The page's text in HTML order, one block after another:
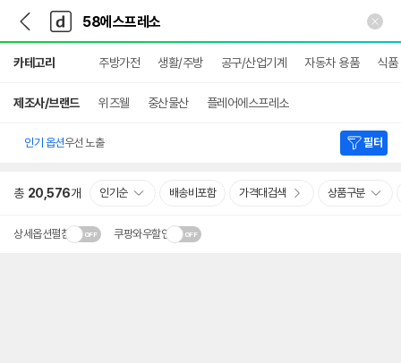
다
나
와
가
기
다
와
메
인
카테고리 주방가전 생활/주방 공구/산업기계 자동차 용품 식품
제조사/브랜드 위즈웰 중산물산 플레어에스프레소
인기 옵션우선 노출 필터
총 20,576개 인기순 배송비포함 가격대검색 상품구분
상세옵션펼침 쿠팡와우할인